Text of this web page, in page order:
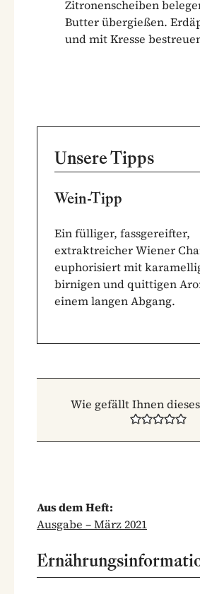
Zitronenscheiben
Butter übergießen.
und mit Kresse
Unsere Tipps
Wein-Tipp
Ein fülliger, fassgereifter,
extraktreicher Wiener
euphorisiert mit
birnigen und quittigen
einem langen Abgang.
Wie gefällt Ihnen
Aus dem Heft:
Ausgabe – März 2021